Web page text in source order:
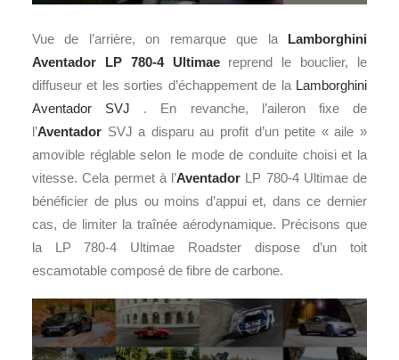
Vue de l’arrière, on remarque que la Lamborghini
Aventador LP 780-4 Ultimaereprend le bouclier, le
diffuseur et les sorties d’échappement de la Lamborghini
Aventador SVJ . En revanche, l’aileron fixe de
l’Aventador SVJ a disparu au profit d’un petite « aile »
amovible réglable selon le mode de conduite choisi et la
vitesse. Cela permet à l’Aventador LP 780-4 Ultimae de
bénéficier de plus ou moins d’appui et, dans ce dernier
cas, de limiter la traînée aérodynamique. Précisons que
la LP 780-4 Ultimae Roadster dispose d’un toit
escamotable composé de fibre de carbone.